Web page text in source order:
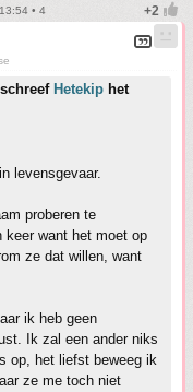
• 4
schreef Hetekip het
levensgevaar.
proberen te
keer want het moet op
ze dat willen, want
ik heb geen
Ik zal een ander niks
op, het liefst beweeg ik
ze me toch niet